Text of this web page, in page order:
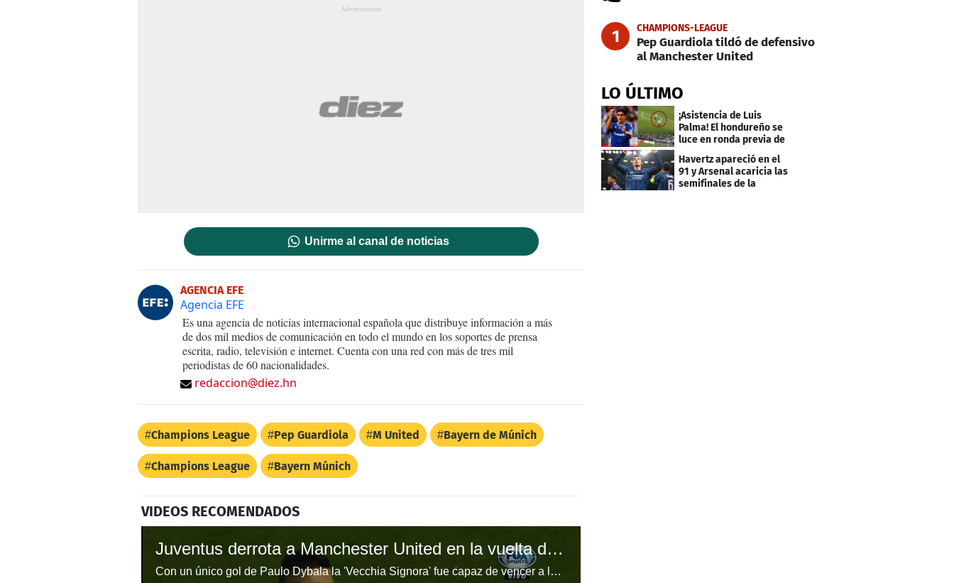
Unirme al canal de noticias
AGENCIA EFE
Agencia EFE
Es una agencia de noticias internacional española que distribuye información a más
de dos mil medios de comunicación en todo el mundo en los soportes de prensa
escrita, radio, televisión e internet. Cuenta con una red con más de tres mil
periodistas de 60 nacionalidades.
redaccion@diez.hn
Champions League Pep Guardiola M United Bayern de Múnich
Champions League Bayern Múnich
VIDEOS RECOMENDADOS
Juventus derrota a Manchester United en la vuelta de Cristiano a Old Trafford
Con un único gol de Paulo Dybala la 'Vecchia Signora' fue capaz de vencer a los 'Diablos Rojos' en Champions
1 CHAMPIONS-LEAGUE
Pep Guardiola tildó de defensivo
al Manchester United
LO ÚLTIMO
¡Asistencia de Luis
Palma! El hondureño se
luce en ronda previa de
Havertz apareció en el
91 y Arsenal acaricia las
semifinales de la